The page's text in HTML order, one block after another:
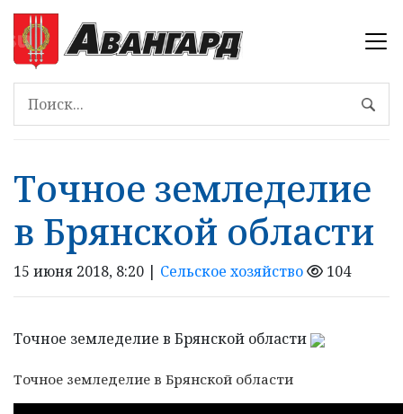
Точное земледелие
в Брянской области
15 июня 2018, 8:20 | Сельское хозяйство 104
Точное земледелие в Брянской области
Точное земледелие в Брянской области